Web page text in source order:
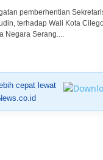
pemberhentian
terhadap Wali Kota
Negara Serang....
cepat lewat